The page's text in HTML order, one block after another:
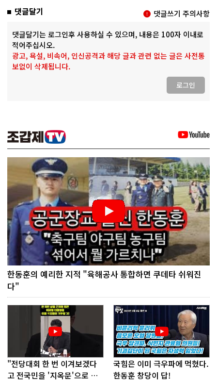
댓글달기 댓글쓰기 주의사항
댓글달기는 로그인후 사용하실 수 있으며, 내용은 100자 이내로
적어주십시오.
광고, 욕설, 비속어, 인신공격과 해당 글과 관련 없는 글은 사전통
보없이 삭제됩니다.
로그인
한동훈의 예리한 지적 "육해공사 통합하면 쿠데타 쉬워진
다"
"전당대회 한 번 이겨보겠다
고 전국민을 '지옥문'으로 밀
국힘은 이미 극우파에 먹혔다.
한동훈 창당이 답!